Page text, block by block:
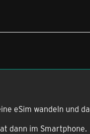
eSim wandeln und
dann im Smartphone.